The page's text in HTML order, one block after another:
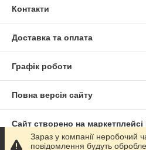
Контакти
Доставка та оплата
Графік роботи
Повна версія сайту
Сайт створено на маркетплейсі
Зараз у компанії неробочий
повідомлення будуть